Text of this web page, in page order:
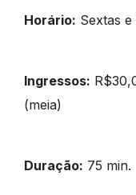
Horário: Sextas
Ingressos:
(meia)
Duração: 75 min.